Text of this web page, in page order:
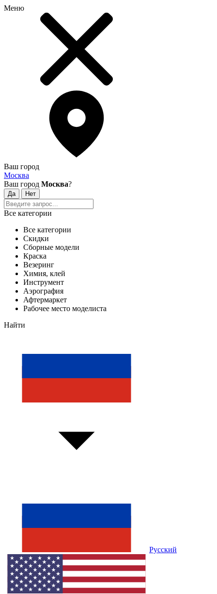
Меню
Ваш город
Москва
Ваш город Москва?
Все категории
Все категории
Скидки
Сборные модели
Краска
Везеринг
Химия, клей
Инструмент
Аэрография
Афтермаркет
Рабочее место моделиста
Найти
Русский